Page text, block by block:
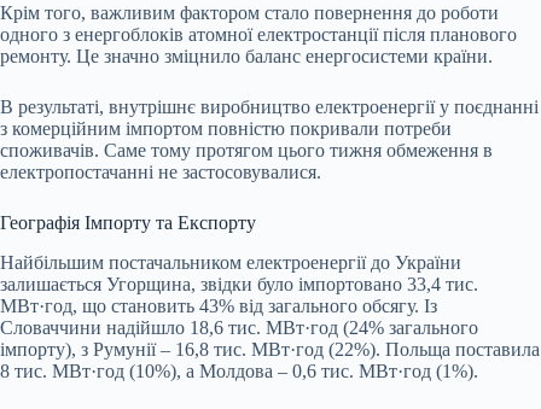
Крім того, важливим фактором стало повернення до роботи
одного з енергоблоків атомної електростанції після планового
ремонту. Це значно зміцнило баланс енергосистеми країни.
В результаті, внутрішнє виробництво електроенергії у поєднанні
з комерційним імпортом повністю покривали потреби
споживачів. Саме тому протягом цього тижня обмеження в
електропостачанні не застосовувалися.
Географія Імпорту та Експорту
Найбільшим постачальником електроенергії до України
залишається Угорщина, звідки було імпортовано 33,4 тис.
МВт·год, що становить 43% від загального обсягу. Із
Словаччини надійшло 18,6 тис. МВт·год (24% загального
імпорту), з Румунії – 16,8 тис. МВт·год (22%). Польща поставила
8 тис. МВт·год (10%), а Молдова – 0,6 тис. МВт·год (1%).